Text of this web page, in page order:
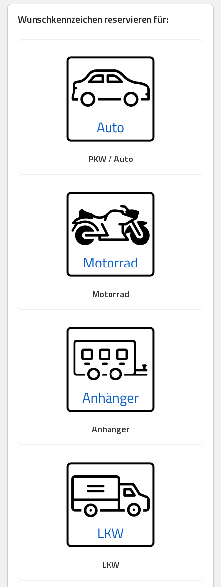
Wunschkennzeichen reservieren für:
PKW / Auto
Motorrad
Anhänger
LKW